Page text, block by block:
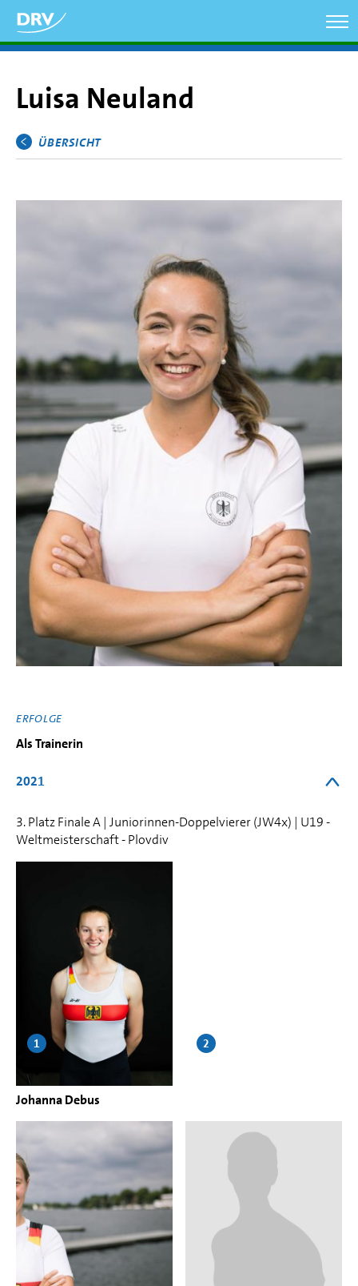
zum
Inhalt
Luisa Neuland
Hauptmenü
ÜBERSICHT
ERFOLGE
Als Trainerin
2021
3. Platz Finale A | Juniorinnen-Doppelvierer (JW4x) | U19 -
Weltmeisterschaft - Plovdiv
Johanna Debus
1 2